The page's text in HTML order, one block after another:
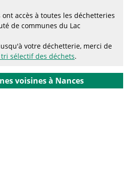
accès à toutes les déchetteries
de communes du Lac
votre déchetterie, merci de
sélectif des déchets.
voisines à Nances